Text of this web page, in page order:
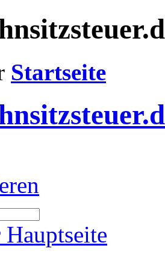
Startseite